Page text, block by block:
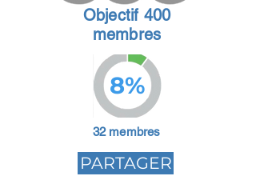
Objectif 400
membres
8%
32 membres
PARTAGER